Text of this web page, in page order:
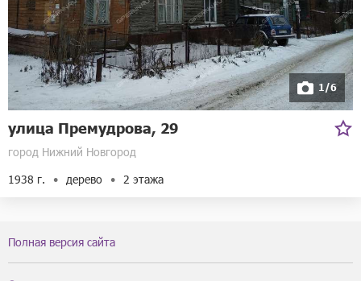
1/6
улица Премудрова, 29
город Нижний Новгород
1938 г.
дерево 2 этажа
Полная версия сайта